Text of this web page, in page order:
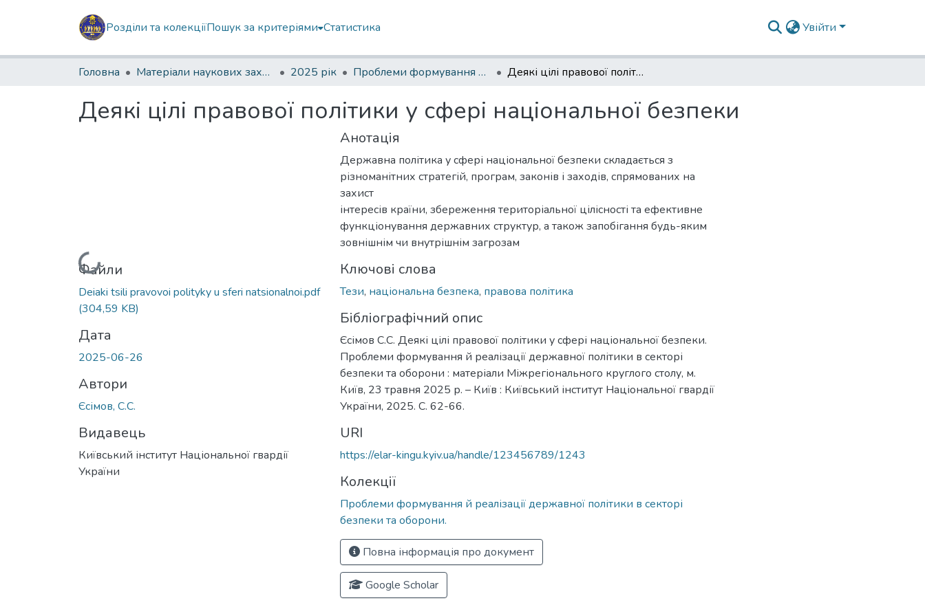
Розділи та колекціїПошук за критеріями Статистика Увійти
Головна Матеріали наукових заходів 2025 рік Проблеми формування й реалізації державної політики в секторі безпеки та оборони. Деякі цілі правової політики у сфері національної безпеки
Деякі цілі правової політики у сфері національної безпеки
Вантажиться...
Файли
Deiaki tsili pravovoi polityky u sferi natsionalnoi.pdf
(304,59 KB)
Дата
2025-06-26
Автори
Єсімов, С.С.
Видавець
Київський інститут Національної гвардії
України
Анотація
Державна політика у сфері національної безпеки складається з
різноманітних стратегій, програм, законів і заходів, спрямованих на
захист
інтересів країни, збереження територіальної цілісності та ефективне
функціонування державних структур, а також запобігання будь-яким
зовнішнім чи внутрішнім загрозам
Ключові слова
Тези, національна безпека, правова політика
Бібліографічний опис
Єсімов С.С. Деякі цілі правової політики у сфері національної безпеки.
Проблеми формування й реалізації державної політики в секторі
безпеки та оборони : матеріали Міжрегіонального круглого столу, м.
Київ, 23 травня 2025 р. – Київ : Київський інститут Національної гвардії
України, 2025. С. 62-66.
URI
https://elar-kingu.kyiv.ua/handle/123456789/1243
Колекції
Проблеми формування й реалізації державної політики в секторі
безпеки та оборони.
Повна інформація про документ
Google Scholar